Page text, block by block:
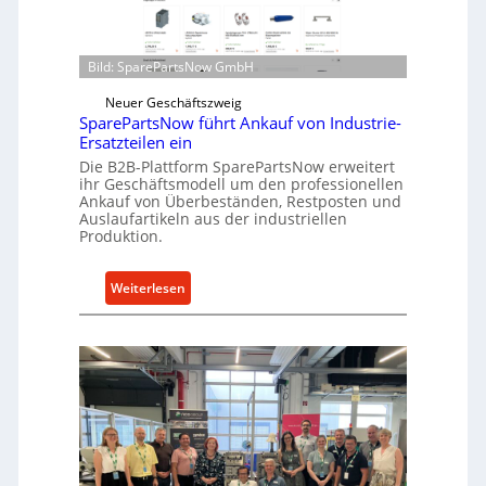
i
r
k
t
A
n
t
i
e
b
n
t
w
i
c
k
e
l
t
0
-
l
a
t
t
f
o
Bild: SparePartsNow GmbH
Neuer Geschäftszweig
SparePartsNow führt Ankauf von Industrie-
Ersatzteilen ein
Die B2B-Plattform SparePartsNow erweitert
ihr Geschäftsmodell um den professionellen
Ankauf von Überbeständen, Restposten und
Auslaufartikeln aus der industriellen
Produktion.
Weiterlesen:
S
a
r
e
P
a
r